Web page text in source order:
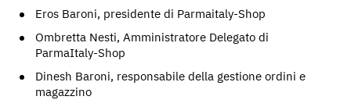
Eros Baroni, presidente di Parmaitaly-Shop
Ombretta Nesti, Amministratore Delegato di
ParmaItaly-Shop
Dinesh Baroni, responsabile della gestione ordini e
magazzino